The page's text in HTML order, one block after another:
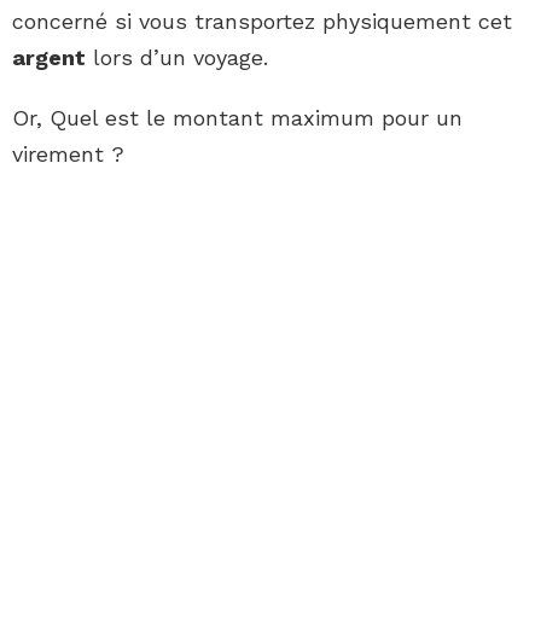
concerné si vous transportez physiquement cet
argent lors d’un voyage.
Or, Quel est le montant maximum pour un
virement ?